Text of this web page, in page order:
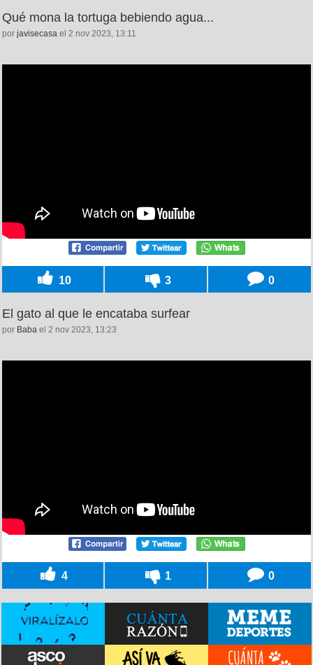
Qué mona la tortuga bebiendo agua...
por javisecasa el 2 nov 2023, 13:11
10 3 0
El gato al que le encataba surfear
por Baba el 2 nov 2023, 13:23
4 1 0